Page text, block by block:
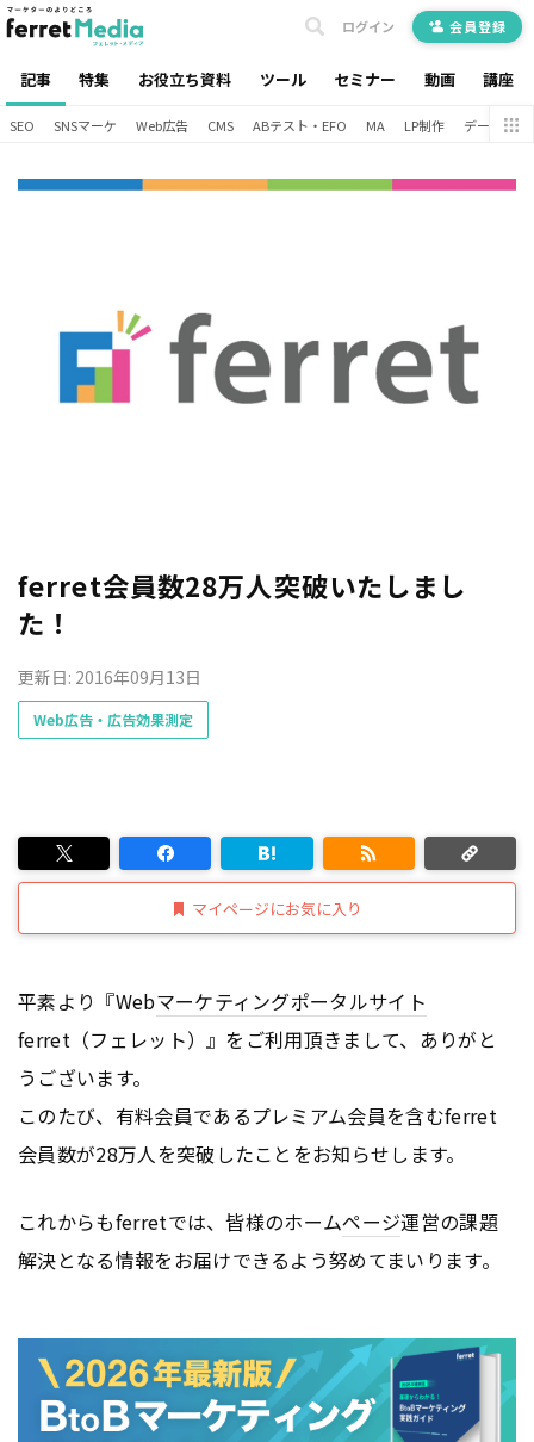
記事 特集 お役立ち資料 ツール セミナー 動画 講座
ログイン 会員登録
SEO SNSマーケ Web広告 CMS ABテスト・EFO MA LP制作 データ分析
ferret会員数28万人突破いたしまし
た！
更新日: 2016年09月13日
Web広告・広告効果測定
マイページにお気に入り
平素より『Webマーケティングポータルサイト
ferret（フェレット）』をご利用頂きまして、ありがと
うございます。
このたび、有料会員であるプレミアム会員を含むferret
会員数が28万人を突破したことをお知らせします。
これからもferretでは、皆様のホームページ運営の課題
解決となる情報をお届けできるよう努めてまいります。